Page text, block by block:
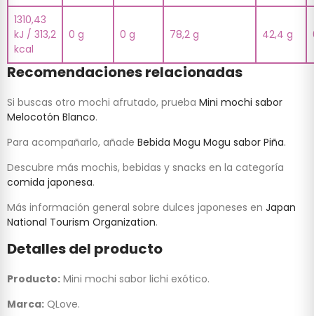
1310,43
kJ / 313,2
kcal
0 g 0 g 78,2 g 42,4 g
Recomendaciones relacionadas
Si buscas otro mochi afrutado, prueba Mini mochi sabor
Melocotón Blanco.
Para acompañarlo, añade Bebida Mogu Mogu sabor Piña.
Descubre más mochis, bebidas y snacks en la categoría
comida japonesa.
Más información general sobre dulces japoneses en Japan
National Tourism Organization.
Detalles del producto
Producto: Mini mochi sabor lichi exótico.
Marca: QLove.